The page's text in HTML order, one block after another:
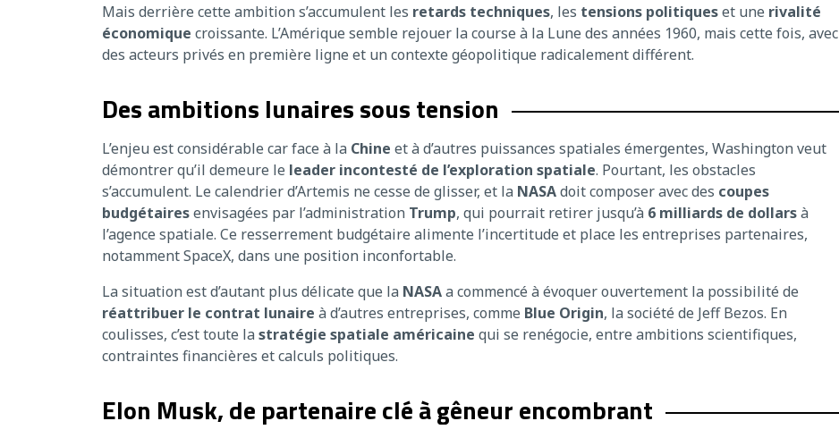
Mais derrière cette ambition s’accumulent les retards techniques, les tensions politiqueset une rivalité
économique croissante. L’Amérique semble rejouer la course à la Lune des années 1960, mais cette fois, avec
des acteurs privés en première ligne et un contexte géopolitique radicalement différent.
Des ambitions lunaires sous tension
L’enjeu est considérable car face à la Chine et à d’autres puissances spatiales émergentes, Washington veut
démontrer qu’il demeure le leader incontesté de l’exploration spatiale. Pourtant, les obstacles
s’accumulent. Le calendrier d’Artemis ne cesse de glisser, et la NASAdoit composer avec des coupes
budgétairesenvisagées par l’administration Trump, qui pourrait retirer jusqu’à 6 milliards de dollarsà
l’agence spatiale. Ce resserrement budgétaire alimente l’incertitude et place les entreprises partenaires,
notamment SpaceX, dans une position inconfortable.
La situation est d’autant plus délicate que la NASAa commencé à évoquer ouvertement la possibilité de
réattribuer le contrat lunaire à d’autres entreprises, comme Blue Origin, la société de Jeff Bezos. En
coulisses, c’est toute la stratégie spatiale américaine qui se renégocie, entre ambitions scientifiques,
contraintes financières et calculs politiques.
Elon Musk, de partenaire clé à gêneur encombrant